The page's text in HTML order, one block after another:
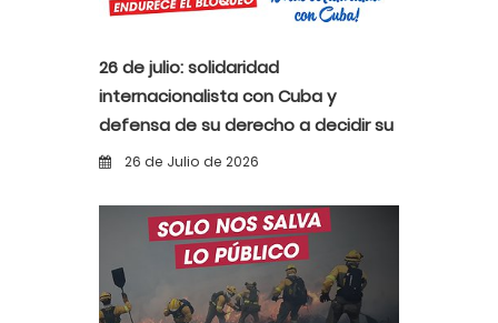
26 de julio: solidaridad
internacionalista con Cuba y
defensa de su derecho a decidir su
propio destino
26 de Julio de 2026